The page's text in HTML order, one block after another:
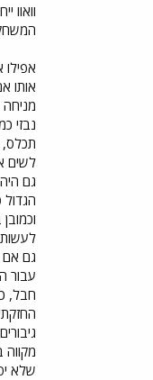
אותו
נבזי
לשים
גם
גם אם
עבור
חבל,
שלא